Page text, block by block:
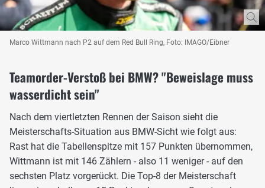
Marco Wittmann nach P2 auf dem Red Bull Ring, Foto: IMAGO/Eibner
Teamorder-Verstoß bei BMW? "Beweislage muss
wasserdicht sein"
Nach dem viertletzten Rennen der Saison sieht die
Meisterschafts-Situation aus BMW-Sicht wie folgt aus:
Rast hat die Tabellenspitze mit 157 Punkten übernommen,
Wittmann ist mit 146 Zählern - also 11 weniger - auf den
sechsten Platz vorgerückt. Die Top-8 der Meisterschaft